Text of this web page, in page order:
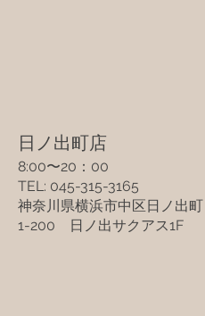
​日ノ出町店​
8:00〜20：00
TEL: 045-315-3165
​神奈川県横浜市中区日ノ出町
1-200 日ノ出サクアス1F